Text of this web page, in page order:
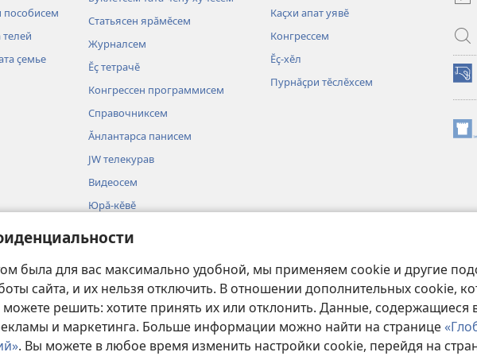
была для вас максимально удобной, мы применяем cookie и другие
сайта, и их нельзя отключить. В отношении дополнительных cookie,
решить: хотите принять их или отклонить. Данные,
и маркетинга. Больше информации можно найти на странице
. Вы можете в любое время изменить настройки cookie, перейдя на
телей
ҫемье
Статьясен ярӑмӗсем
Журналсем
Ӗҫ тетрачӗ
Конгрессен программисем
Справочниксем
Ӑнлантарса панисем
JW телекурав
Видеосем
Юрӑ-кӗвӗ
постановкӑсем
Библие рольсемпе вулани
Каҫхи апат уявӗ
Конгрессем
Ӗҫ-хӗл
Пурнӑҫри тӗслӗхсем
в
окне)
© 2026 Watch Tower Bible and Tract Society of